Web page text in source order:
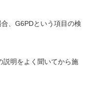
、G6PDという項目の検
説明をよく聞いてから施